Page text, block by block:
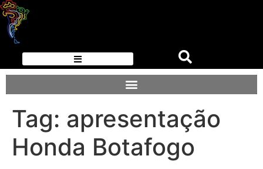
Tag: apresentação
Honda Botafogo